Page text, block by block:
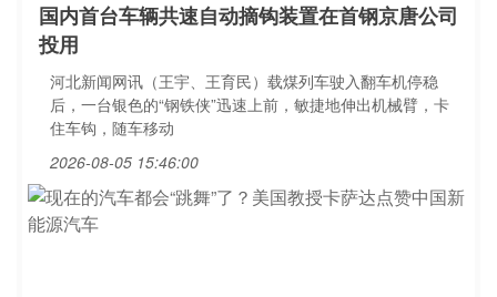
国内首台车辆共速自动摘钩装置在首钢京唐公司
投用
河北新闻网讯（王宇、王育民）载煤列车驶入翻车机停稳
后，一台银色的“钢铁侠”迅速上前，敏捷地伸出机械臂，卡
住车钩，随车移动
2026-08-05 15:46:00